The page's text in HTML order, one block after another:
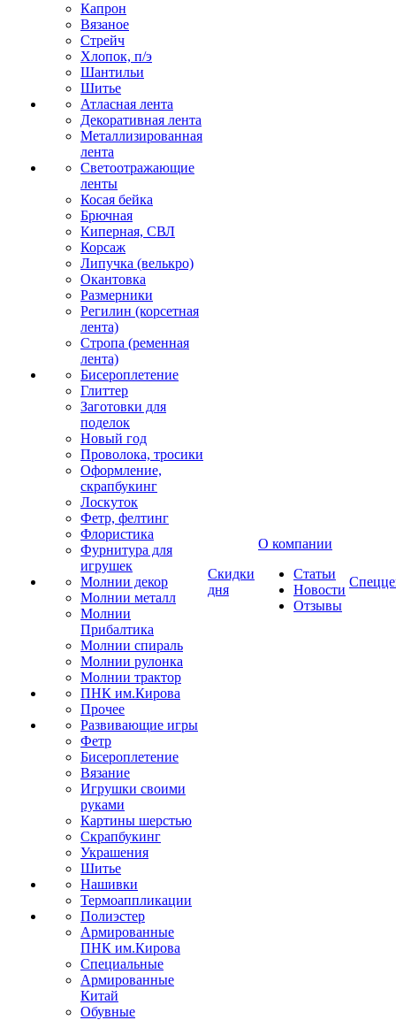
Капрон
Вязаное
Стрейч
Хлопок, п/э
Шантильи
Шитье
Атласная лента
Декоративная лента
Металлизированная
лента
Светоотражающие
ленты
Косая бейка
Брючная
Киперная, СВЛ
Корсаж
Липучка (велькро)
Окантовка
Размерники
Регилин (корсетная
лента)
Стропа (ременная
лента)
Бисероплетение
Глиттер
Заготовки для
поделок
Новый год
Проволока, тросики
Оформление,
скрапбукинг
Лоскуток
Фетр, фелтинг
Флористика
Фурнитура для
игрушек
Молнии декор
Молнии металл
Молнии
Прибалтика
Молнии спираль
Молнии рулонка
Молнии трактор
ПНК им.Кирова
Прочее
Развивающие игры
Фетр
Бисероплетение
Вязание
Игрушки своими
руками
Картины шерстью
Скрапбукинг
Украшения
Шитье
Нашивки
Термоаппликации
Полиэстер
Армированные
ПНК им.Кирова
Специальные
Армированные
Китай
Обувные
Скидки
дня
О компании
Статьи
Новости
Отзывы